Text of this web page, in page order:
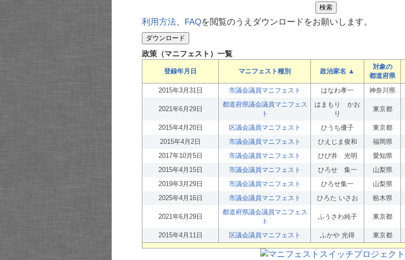
利用方法、 FAQを閲覧のうえダウンロードをお願いします。
政策（マニフェスト）一覧
登録年月日 マニフェスト種別 政治家名 ▲
対象の
都道府県
2015年3月31日
市議会議員マニフェスト はなわ孝一 神奈川県
2021年6月29日
都道府県議会議員マニフェス
ト
はまもり かお
り
東京都
2015年4月20日 区議会議員マニフェスト ひうち優子 東京都
2015年4月2日
市議会議員マニフェスト ひえじま俊和 福岡県
2017年10月5日
市議会議員マニフェスト ひび井 光明 愛知県
2015年4月15日
市議会議員マニフェスト ひろせ 集一 山梨県
2019年3月29日
市議会議員マニフェスト ひろせ集一 山梨県
2025年4月16日
市議会議員マニフェスト ひろた いさお 栃木県
2021年6月29日
都道府県議会議員マニフェス
ト
ふうさわ純子 東京都
2015年4月11日 区議会議員マニフェスト ふかや 光得 東京都